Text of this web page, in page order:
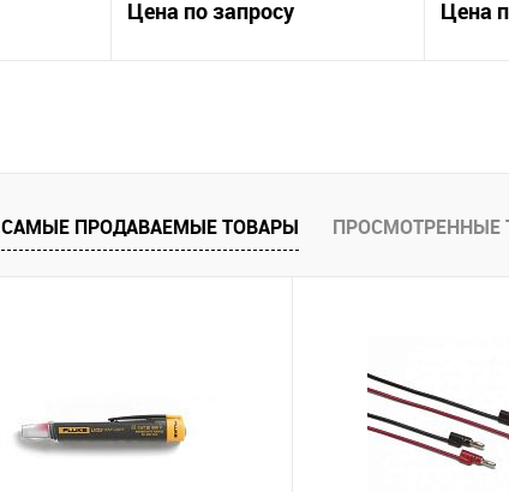
Цена по запросу Цена
САМЫЕ ПРОДАВАЕМЫЕ ТОВАРЫ ПРОСМОТРЕННЫЕ